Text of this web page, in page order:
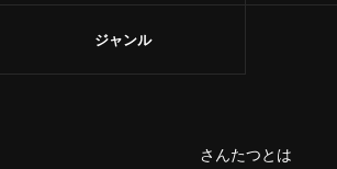
ジャンル
さんたつとは